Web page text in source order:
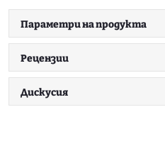
Параметри на продукта
Рецензии
Дискусия